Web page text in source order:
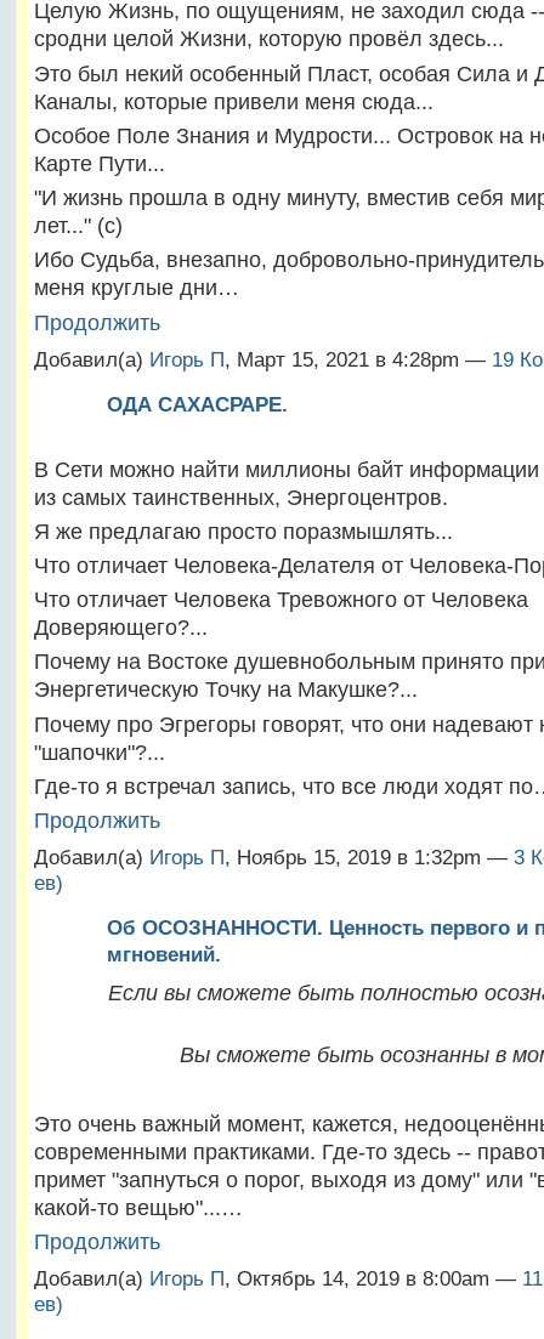
Целую Жизнь, по ощущениям, не заходил сюда
сродни целой Жизни, которую провёл здесь...
Это был некий особенный Пласт, особая Сила и
Каналы, которые привели меня сюда...
Особое Поле Знания и Мудрости... Островок на
Карте Пути...
"И жизнь прошла в одну минуту, вместив себя
лет..." (c)
Ибо Судьба, внезапно, добровольно-
меня круглые дни…
Продолжить
Добавил(а) Игорь П, Март 15, 2021 в 4:28pm — 19
ОДА САХАСРАРЕ.
В Сети можно найти миллионы байт
из самых таинственных, Энергоцентров.
Я же предлагаю просто поразмышлять...
Что отличает Человека-Делателя от Человека-
Что отличает Человека Тревожного от Человека
Доверяющего?...
Почему на Востоке душевнобольным принято
Энергетическую Точку на Макушке?...
Почему про Эгрегоры говорят, что они
"шапочки"?...
Где-то я встречал запись, что все люди ходят
Продолжить
Добавил(а) Игорь П, Ноябрь 15, 2019 в 1:32pm — 3
ев)
Об ОСОЗНАННОСТИ. Ценность первого и
мгновений.
Если вы сможете быть полностью
Вы сможете быть осознанны в
Это очень важный момент, кажется,
современными практиками. Где-то здесь --
примет "запнуться о порог, выходя из дому" или
какой-то вещью"...…
Продолжить
Добавил(а) Игорь П, Октябрь 14, 2019 в 8:00am —
ев)